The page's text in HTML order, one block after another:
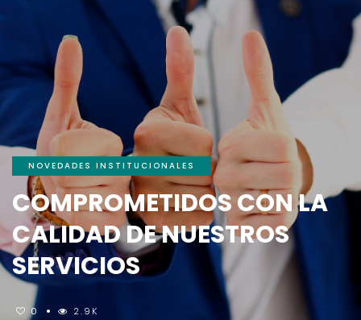
NOVEDADES INSTITUCIONALES
COMPROMETIDOS CON LA
CALIDAD DE NUESTROS
SERVICIOS
0 2.9K